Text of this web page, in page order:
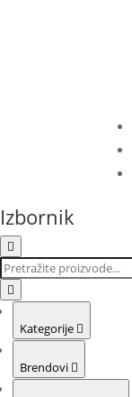
Izbornik
Kategorije
Brendovi